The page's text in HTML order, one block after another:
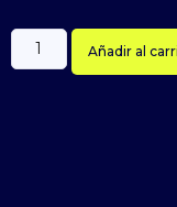
Añadir al